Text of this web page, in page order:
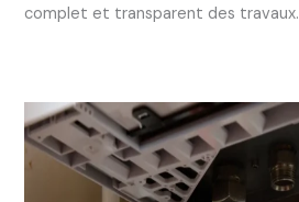
complet et transparent des travaux.